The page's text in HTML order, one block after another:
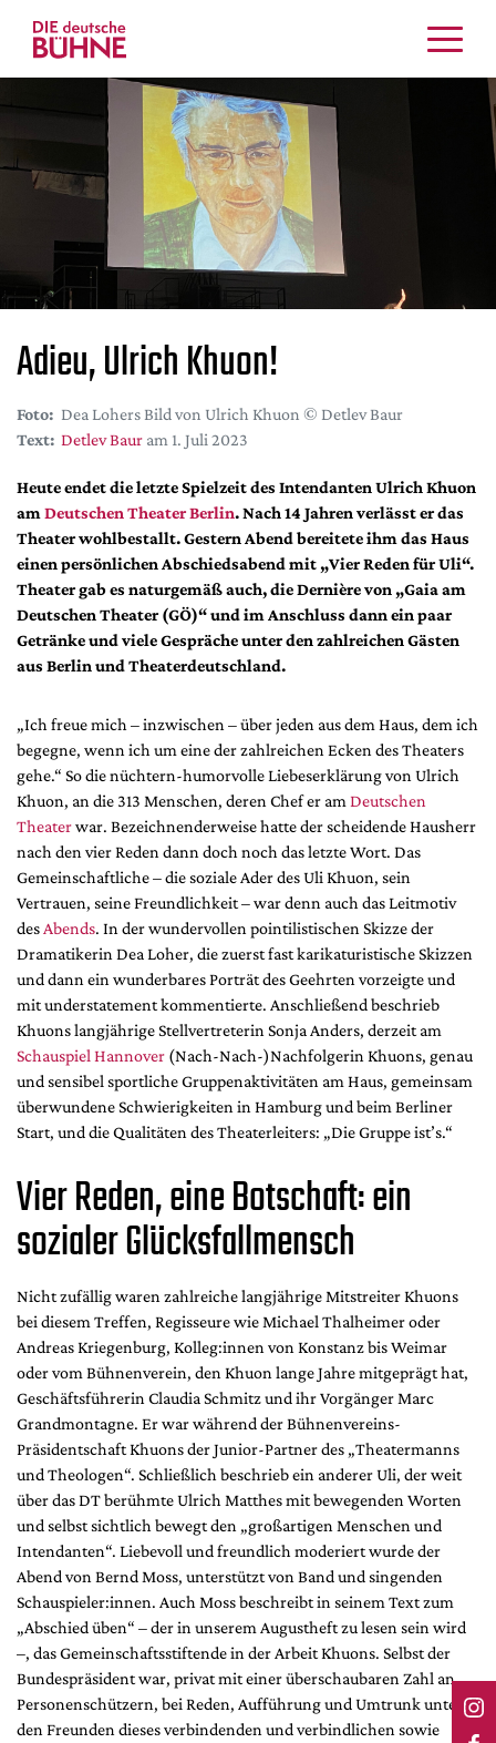
Kritiken
Schauspiel
Musiktheater
Tanz
Crossover
Bühnenwelt
Festivals & Veranstaltungen
Menschen & Theater
Themen
Internationales
Nachrufe
DdB-map
Kalender
Premierensuche
Festival-Planer
Hefte
Leseproben
Podcast
Service
Shop / Abo
Newsletter
Redaktion
Autor:innen
Partner
Mediadaten
Suche
Adieu, Ulrich Khuon!
Foto: Dea Lohers Bild von Ulrich Khuon © Detlev Baur
Text: Detlev Baur am 1. Juli 2023
Heute endet die letzte Spielzeit des Intendanten Ulrich Khuon
am Deutschen Theater Berlin. Nach 14 Jahren verlässt er das
Theater wohlbestallt. Gestern Abend bereitete ihm das Haus
einen persönlichen Abschiedsabend mit „Vier Reden für Uli“.
Theater gab es naturgemäß auch, die Dernière von „Gaia am
Deutschen Theater (GÖ)“ und im Anschluss dann ein paar
Getränke und viele Gespräche unter den zahlreichen Gästen
aus Berlin und Theaterdeutschland.
„Ich freue mich – inzwischen – über jeden aus dem Haus, dem ich
begegne, wenn ich um eine der zahlreichen Ecken des Theaters
gehe.“ So die nüchtern-humorvolle Liebeserklärung von Ulrich
Khuon, an die 313 Menschen, deren Chef er am Deutschen
Theaterwar. Bezeichnenderweise hatte der scheidende Hausherr
nach den vier Reden dann doch noch das letzte Wort. Das
Gemeinschaftliche – die soziale Ader des Uli Khuon, sein
Vertrauen, seine Freundlichkeit – war denn auch das Leitmotiv
des Abends. In der wundervollen pointilistischen Skizze der
Dramatikerin Dea Loher, die zuerst fast karikaturistische Skizzen
und dann ein wunderbares Porträt des Geehrten vorzeigte und
mit understatement kommentierte. Anschließend beschrieb
Khuons langjährige Stellvertreterin Sonja Anders, derzeit am
Schauspiel Hannover (Nach-Nach-)Nachfolgerin Khuons, genau
und sensibel sportliche Gruppenaktivitäten am Haus, gemeinsam
überwundene Schwierigkeiten in Hamburg und beim Berliner
Start, und die Qualitäten des Theaterleiters: „Die Gruppe ist’s.“
Vier Reden, eine Botschaft: ein
sozialer Glücksfallmensch
Nicht zufällig waren zahlreiche langjährige Mitstreiter Khuons
bei diesem Treffen, Regisseure wie Michael Thalheimer oder
Andreas Kriegenburg, Kolleg:innen von Konstanz bis Weimar
oder vom Bühnenverein, den Khuon lange Jahre mitgeprägt hat,
Geschäftsführerin Claudia Schmitz und ihr Vorgänger Marc
Grandmontagne. Er war während der Bühnenvereins-
Präsidentschaft Khuons der Junior-Partner des „Theatermanns
und Theologen“. Schließlich beschrieb ein anderer Uli, der weit
über das DT berühmte Ulrich Matthes mit bewegenden Worten
und selbst sichtlich bewegt den „großartigen Menschen und
Intendanten“. Liebevoll und freundlich moderiert wurde der
Abend von Bernd Moss, unterstützt von Band und singenden
Schauspieler:innen. Auch Moss beschreibt in seinem Text zum
„Abschied üben“ – der in unserem Augustheft zu lesen sein wird
–, das Gemeinschaftsstiftende in der Arbeit Khuons. Selbst der
Bundespräsident war, privat mit einer überschaubaren Zahl an
Personenschützern, bei Reden, Aufführung und Umtrunk unter
den Freunden dieses verbindenden und verbindlichen sowie